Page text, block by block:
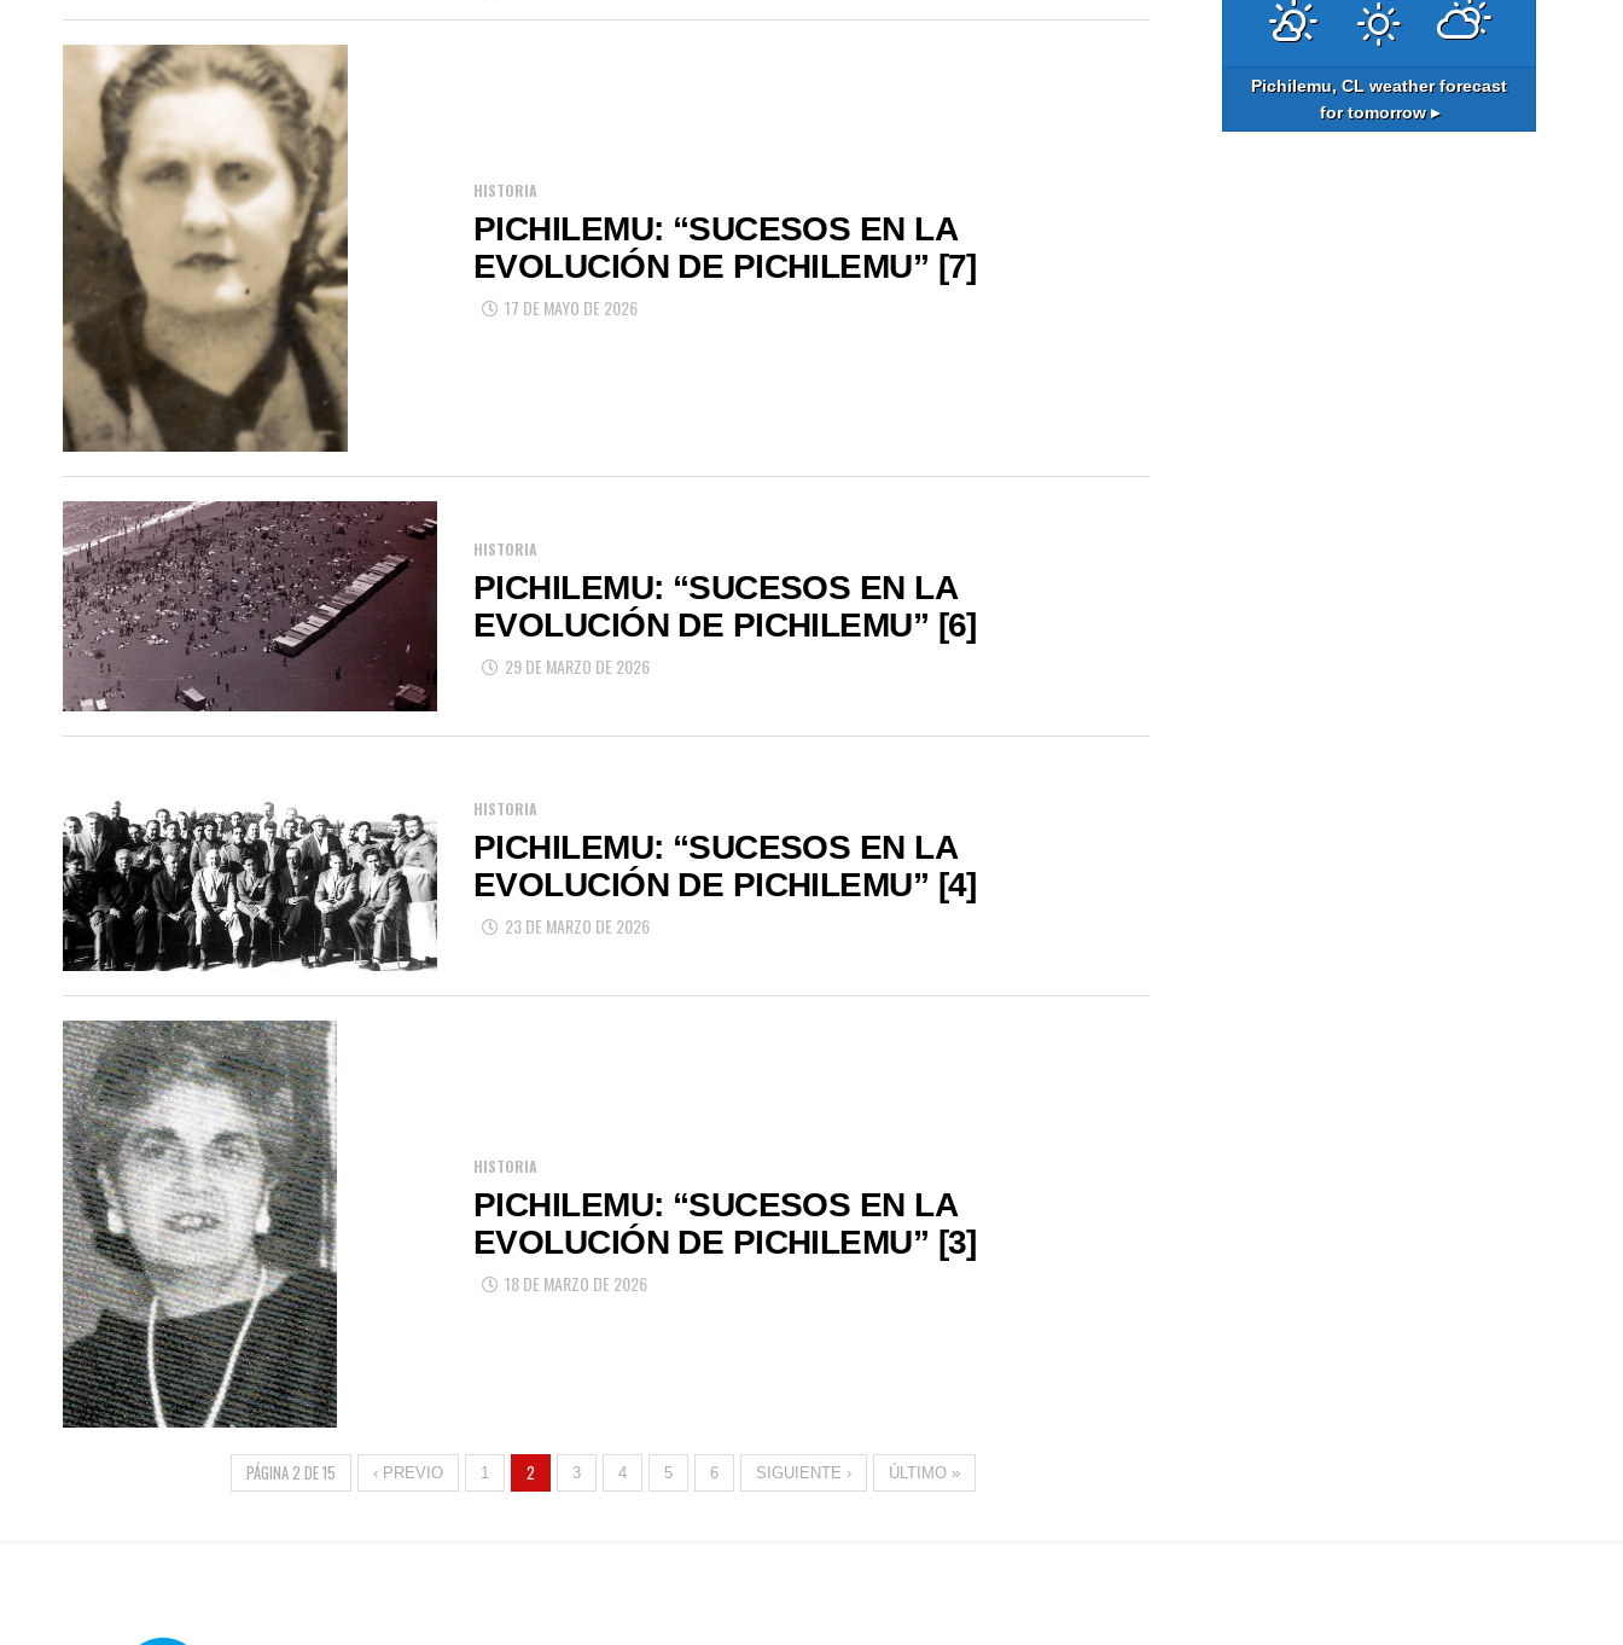
HISTORIA
PICHILEMU: “SUCESOS EN LA
EVOLUCIÓN DE PICHILEMU” [7]
17 DE MAYO DE 2026
HISTORIA
PICHILEMU: “SUCESOS EN LA
EVOLUCIÓN DE PICHILEMU” [6]
29 DE MARZO DE 2026
HISTORIA
PICHILEMU: “SUCESOS EN LA
EVOLUCIÓN DE PICHILEMU” [4]
23 DE MARZO DE 2026
HISTORIA
PICHILEMU: “SUCESOS EN LA
EVOLUCIÓN DE PICHILEMU” [3]
18 DE MARZO DE 2026
PÁGINA 2 DE 15 ‹ PREVIO 1 2 3 4 5 6 SIGUIENTE › ÚLTIMO »
Pichilemu, CL weather forecast
for tomorrow ▸